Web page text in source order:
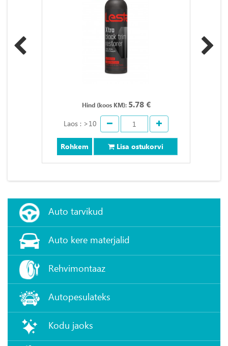
Hind (koos KM): 5.78 €
Laos : >10
Rohkem Lisa ostukorvi
Auto tarvikud
Auto kere materjalid
Rehvimontaaz
Autopesulateks
Kodu jaoks